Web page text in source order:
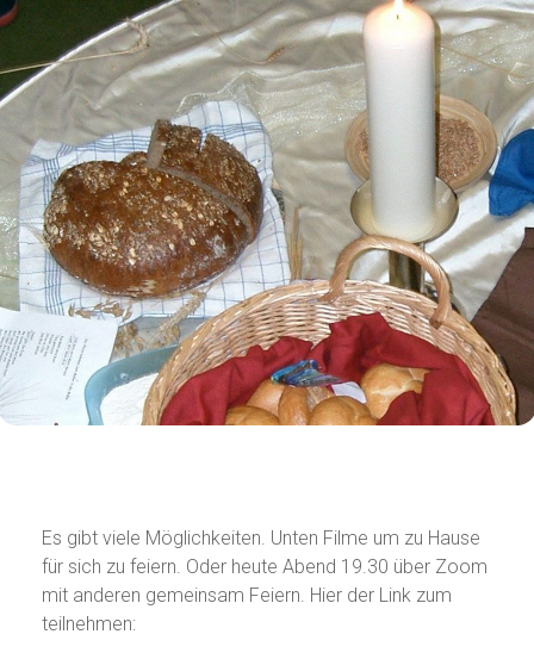
Es gibt viele Möglichkeiten. Unten Filme um zu Hause
für sich zu feiern. Oder heute Abend 19.30 über Zoom
mit anderen gemeinsam Feiern. Hier der Link zum
teilnehmen: